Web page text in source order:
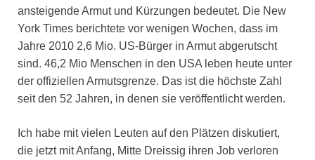
ansteigende Armut und Kürzungen bedeutet. Die New
York Times berichtete vor wenigen Wochen, dass im
Jahre 2010 2,6 Mio. US-Bürger in Armut abgerutscht
sind. 46,2 Mio Menschen in den USA leben heute unter
der offiziellen Armutsgrenze. Das ist die höchste Zahl
seit den 52 Jahren, in denen sie veröffentlicht werden.
Ich habe mit vielen Leuten auf den Plätzen diskutiert,
die jetzt mit Anfang, Mitte Dreissig ihren Job verloren